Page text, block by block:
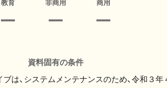
教育 非商用 商用
資料固有の条件
ブは、システムメンテナンスのため、令和３